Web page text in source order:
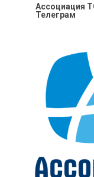
Ассоциация
Телеграм